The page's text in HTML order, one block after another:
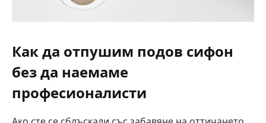
Как да отпушим подов сифон
без да наемаме
професионалисти